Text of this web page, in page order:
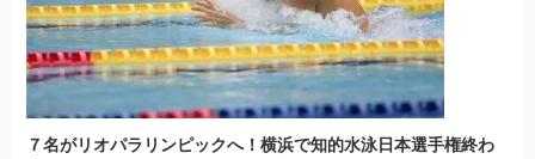
７名がリオパラリンピックへ！横浜で知的水泳日本選手権終わ